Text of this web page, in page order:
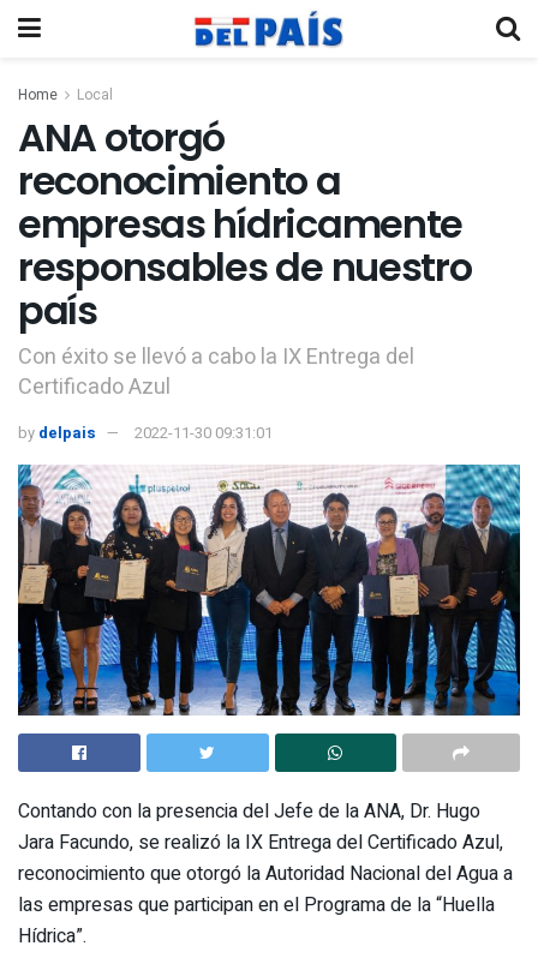
Home Local
ANA otorgó
reconocimiento a
empresas hídricamente
responsables de nuestro
país
Con éxito se llevó a cabo la IX Entrega del
Certificado Azul
by delpais 2022-11-30 09:31:01
Contando con la presencia del Jefe de la ANA, Dr. Hugo
Jara Facundo, se realizó la IX Entrega del Certificado Azul,
reconocimiento que otorgó la Autoridad Nacional del Agua a
las empresas que participan en el Programa de la “Huella
Hídrica”.